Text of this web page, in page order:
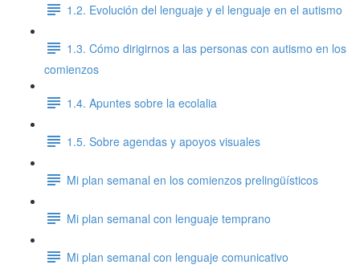
1.2. Evolución del lenguaje y el lenguaje en el autismo
1.3. Cómo dirigirnos a las personas con autismo en los
comienzos
1.4. Apuntes sobre la ecolalia
1.5. Sobre agendas y apoyos visuales
Mi plan semanal en los comienzos prelingüísticos
Mi plan semanal con lenguaje temprano
Mi plan semanal con lenguaje comunicativo